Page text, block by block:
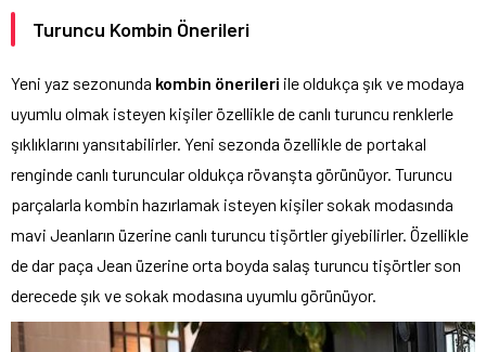
Turuncu Kombin Önerileri
Yeni yaz sezonunda kombin önerileri ile oldukça şık ve modaya
uyumlu olmak isteyen kişiler özellikle de canlı turuncu renklerle
şıklıklarını yansıtabilirler. Yeni sezonda özellikle de portakal
renginde canlı turuncular oldukça rövanşta görünüyor. Turuncu
parçalarla kombin hazırlamak isteyen kişiler sokak modasında
mavi Jeanların üzerine canlı turuncu tişörtler giyebilirler. Özellikle
de dar paça Jean üzerine orta boyda salaş turuncu tişörtler son
derecede şık ve sokak modasına uyumlu görünüyor.